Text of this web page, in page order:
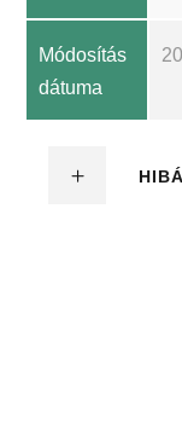
Módosítás
dátuma